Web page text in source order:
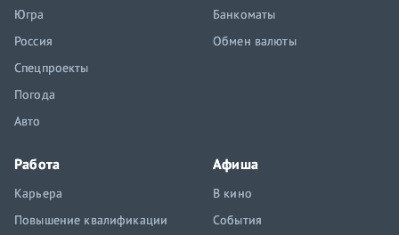
Югра
Россия
Спецпроекты
Погода
Авто
Банкоматы
Обмен валюты
Работа
Карьера
Повышение квалификации
Афиша
В кино
События